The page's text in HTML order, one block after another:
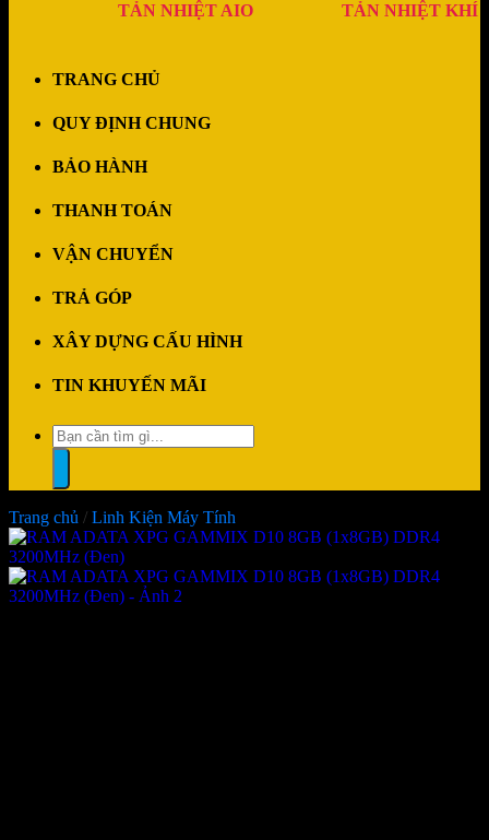
TẢN NHIỆT AIO TẢN NHIỆT KHÍ
TRANG CHỦ
QUY ĐỊNH CHUNG
BẢO HÀNH
THANH TOÁN
VẬN CHUYỂN
TRẢ GÓP
XÂY DỰNG CẤU HÌNH
TIN KHUYẾN MÃI
Tìm
kiếm:
Trang chủ / Linh Kiện Máy Tính